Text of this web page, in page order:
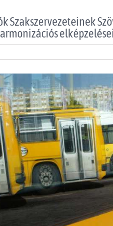
Szakszervezeteinek